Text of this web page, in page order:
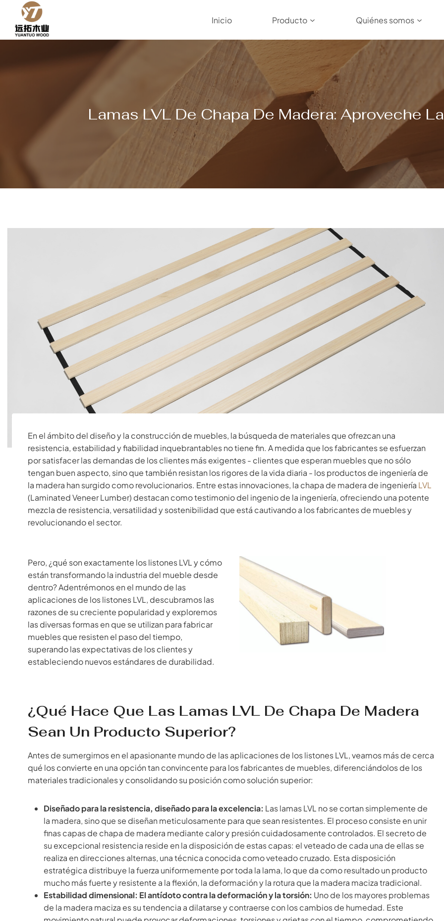
Contenido
Inicio Producto Quiénes somos
Lamas LVL De Chapa De Madera: Aproveche
En el ámbito del diseño y la construcción de muebles, la búsqueda de materiales que ofrezcan una
resistencia, estabilidad y fiabilidad inquebrantables no tiene fin. A medida que los fabricantes se esfuerzan
por satisfacer las demandas de los clientes más exigentes - clientes que esperan muebles que no sólo
tengan buen aspecto, sino que también resistan los rigores de la vida diaria - los productos de ingeniería de
la madera han surgido como revolucionarios. Entre estas innovaciones, la chapa de madera de ingeniería LVL
(Laminated Veneer Lumber) destacan como testimonio del ingenio de la ingeniería, ofreciendo una potente
mezcla de resistencia, versatilidad y sostenibilidad que está cautivando a los fabricantes de muebles y
revolucionando el sector.
Pero, ¿qué son exactamente los listones LVL y cómo
están transformando la industria del mueble desde
dentro? Adentrémonos en el mundo de las
aplicaciones de los listones LVL, descubramos las
razones de su creciente popularidad y exploremos
las diversas formas en que se utilizan para fabricar
muebles que resisten el paso del tiempo,
superando las expectativas de los clientes y
estableciendo nuevos estándares de durabilidad.
¿Qué Hace Que Las Lamas LVL De Chapa De Madera
Sean Un Producto Superior?
Antes de sumergirnos en el apasionante mundo de las aplicaciones de los listones LVL, veamos más de cerca
qué los convierte en una opción tan convincente para los fabricantes de muebles, diferenciándolos de los
materiales tradicionales y consolidando su posición como solución superior:
Diseñado para la resistencia, diseñado para la excelencia: Las lamas LVL no se cortan simplemente de
la madera, sino que se diseñan meticulosamente para que sean resistentes. El proceso consiste en unir
finas capas de chapa de madera mediante calor y presión cuidadosamente controlados. El secreto de
su excepcional resistencia reside en la disposición de estas capas: el veteado de cada una de ellas se
realiza en direcciones alternas, una técnica conocida como veteado cruzado. Esta disposición
estratégica distribuye la fuerza uniformemente por toda la lama, lo que da como resultado un producto
mucho más fuerte y resistente a la flexión, la deformación y la rotura que la madera maciza tradicional.
Estabilidad dimensional: El antídoto contra la deformación y la torsión: Uno de los mayores problemas
de la madera maciza es su tendencia a dilatarse y contraerse con los cambios de humedad. Este